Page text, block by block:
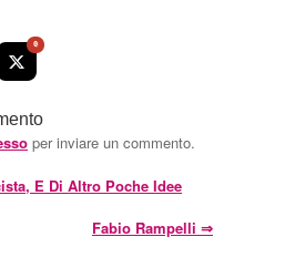
0
per inviare un commento.
E Di Altro Poche Idee
Fabio Rampelli ⇒